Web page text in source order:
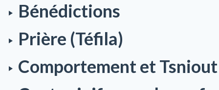
Bénédictions
Prière (Téfila)
Comportement et Tsniout